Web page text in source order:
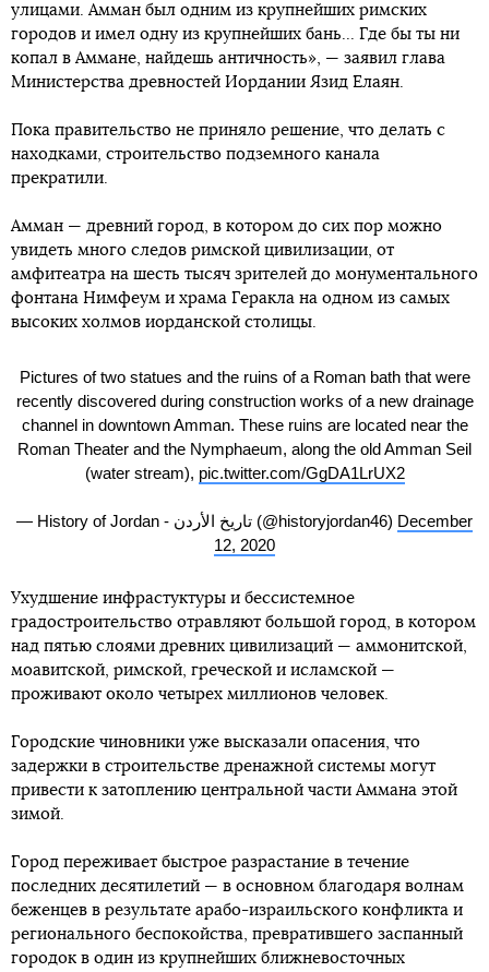
улицами. Амман был одним из крупнейших римских
городов и имел одну из крупнейших бань... Где бы ты ни
копал в Аммане, найдешь античность», — заявил глава
Министерства древностей Иордании Язид Елаян.
Пока правительство не приняло решение, что делать с
находками, строительство подземного канала
прекратили.
Амман — древний город, в котором до сих пор можно
увидеть много следов римской цивилизации, от
амфитеатра на шесть тысяч зрителей до монументального
фонтана Нимфеум и храма Геракла на одном из самых
высоких холмов иорданской столицы.
Pictures of two statues and the ruins of a Roman bath that were
recently discovered during construction works of a new drainage
channel in downtown Amman. These ruins are located near the
Roman Theater and the Nymphaeum, along the old Amman Seil
(water stream), pic.twitter.com/GgDA1LrUX2
— History of Jordan - تاريخ الأردن (@historyjordan46) December
12, 2020
Ухудшение инфрастуктуры и бессистемное
градостроительство отравляют большой город, в котором
над пятью слоями древних цивилизаций — аммонитской,
моавитской, римской, греческой и исламской —
проживают около четырех миллионов человек.
Городские чиновники уже высказали опасения, что
задержки в строительстве дренажной системы могут
привести к затоплению центральной части Аммана этой
зимой.
Город переживает быстрое разрастание в течение
последних десятилетий — в основном благодаря волнам
беженцев в результате арабо-израильского конфликта и
регионального беспокойства, превратившего заспанный
городок в один из крупнейших ближневосточных